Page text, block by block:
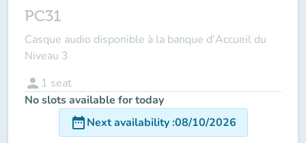
PC31
Casque audio disponible à la banque d'Accueil du
Niveau 3
person 1 seat
No slots available for today
date_rangeNext availability:08/10/2026